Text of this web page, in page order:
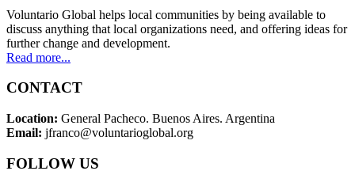
Voluntario Global helps local communities by being available to
discuss anything that local organizations need, and offering ideas for
further change and development.
Read more...
CONTACT
Location: General Pacheco. Buenos Aires. Argentina
Email: jfranco@voluntarioglobal.org
FOLLOW US